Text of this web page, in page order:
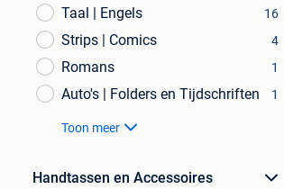
Taal | Engels
16
Strips | Comics 4
Romans 1
Auto's | Folders en Tijdschriften 1
Toon meer
Handtassen en Accessoires